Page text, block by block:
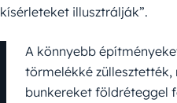
kísérleteket illusztrálják”.
A könnyebb
törmelékké züllesztették,
bunkereket földréteggel